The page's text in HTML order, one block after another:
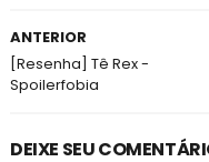
ANTERIOR
[Resenha] Tê Rex -
Spoilerfobia
DEIXE SEU